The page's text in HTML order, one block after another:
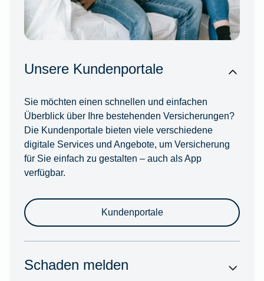
Unsere Kundenportale
Sie möchten einen schnellen und einfachen
Überblick über Ihre bestehenden Versicherungen?
Die Kundenportale bieten viele verschiedene
digitale Services und Angebote, um Versicherung
für Sie einfach zu gestalten – auch als App
verfügbar.
Kundenportale
Schaden melden